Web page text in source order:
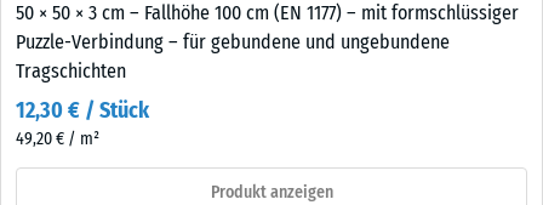
50 × 50 × 3 cm – Fallhöhe 100 cm (EN 1177) – mit formschlüssiger
Puzzle-Verbindung – für gebundene und ungebundene
Tragschichten
12,30 € / Stück
49,20 € / m²
Produkt anzeigen